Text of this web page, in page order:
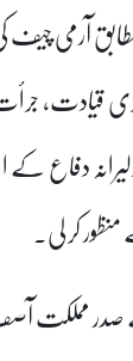
آرمی چیف
قیادت،
دفاع
کر لی۔
صدر مملکت